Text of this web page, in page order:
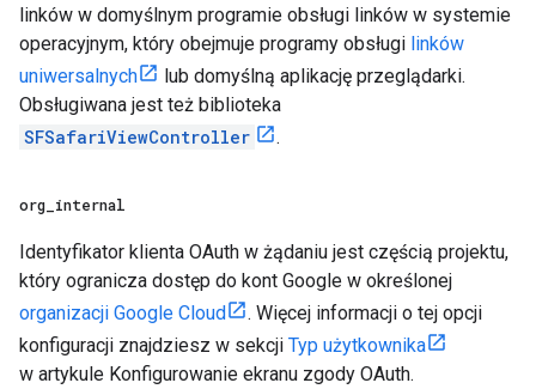
linków w domyślnym programie obsługi linków w systemie
operacyjnym, który obejmuje programy obsługi linków
uniwersalnych
lub domyślną aplikację przeglądarki.
Obsługiwana jest też biblioteka
SFSafariViewController
.
org internal
Identyfikator klienta OAuth w żądaniu jest częścią projektu,
który ogranicza dostęp do kont Google w określonej
organizacji Google Cloud
. Więcej informacji o tej opcji
konfiguracji znajdziesz w sekcji Typ użytkownika
w artykule Konfigurowanie ekranu zgody OAuth.